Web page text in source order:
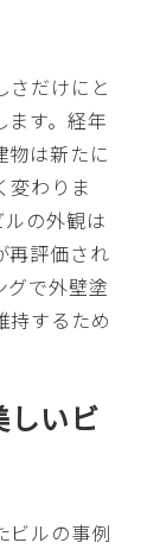
さだけにと
ます。経年
物は新たに
変わりま
の外観は
再評価され
グで外壁塗
持するため
しいビ
ビルの事例